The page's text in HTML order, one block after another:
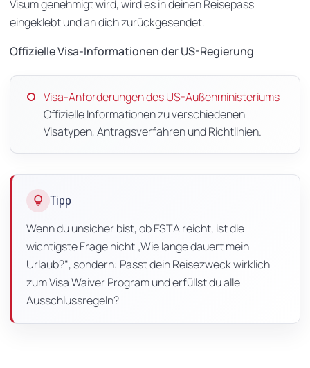
Visum genehmigt wird, wird es in deinen Reisepass
eingeklebt und an dich zurückgesendet.
Offizielle Visa-Informationen der US-Regierung
Visa-Anforderungen des US-Außenministeriums
Offizielle Informationen zu verschiedenen
Visatypen, Antragsverfahren und Richtlinien.
lightbulb Tipp
Wenn du unsicher bist, ob ESTA reicht, ist die
wichtigste Frage nicht „Wie lange dauert mein
Urlaub?“, sondern: Passt dein Reisezweck wirklich
zum Visa Waiver Program und erfüllst du alle
Ausschlussregeln?